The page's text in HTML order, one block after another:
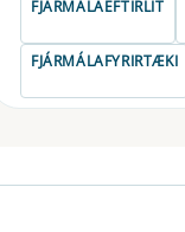
FJÁRMÁLAEFTIRLIT
FJÁRMÁLAFYRIRTÆKI